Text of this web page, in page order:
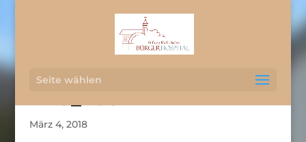
Seite wählen
März 4, 2018